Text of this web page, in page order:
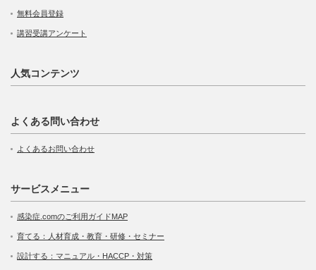
無料会員登録
講習受講アンケート
人気コンテンツ
よくある問い合わせ
よくあるお問い合わせ
サービスメニュー
感染症.comのご利用ガイドMAP
育てる：人材育成・教育・研修・セミナー
設計する：マニュアル・HACCP・対策